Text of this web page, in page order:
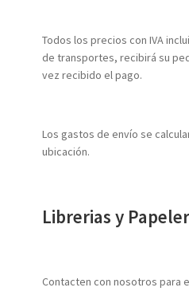
Todos los precios con IVA
de transportes, recibirá su
vez recibido el pago.
Los gastos de envío se
ubicación.
Librerias y
Contacten con nosotros para